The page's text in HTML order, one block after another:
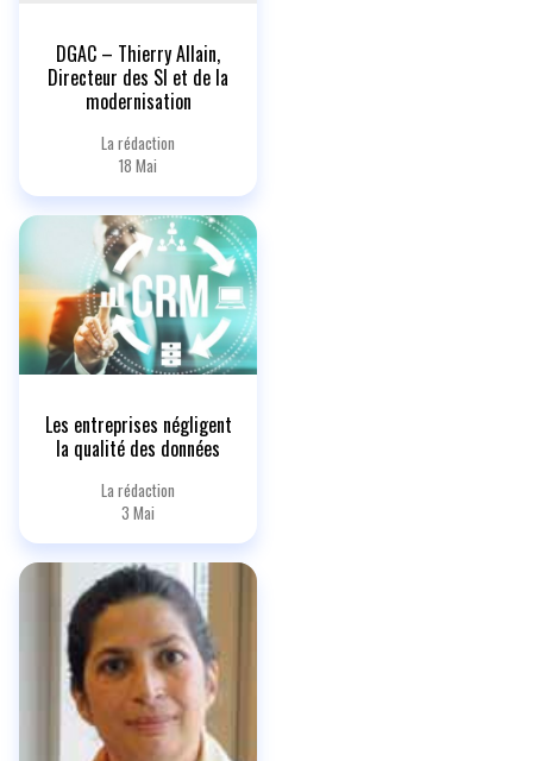
DGAC – Thierry Allain,
Directeur des SI et de la
modernisation
La rédaction
18 Mai
Les entreprises négligent
la qualité des données
La rédaction
3 Mai